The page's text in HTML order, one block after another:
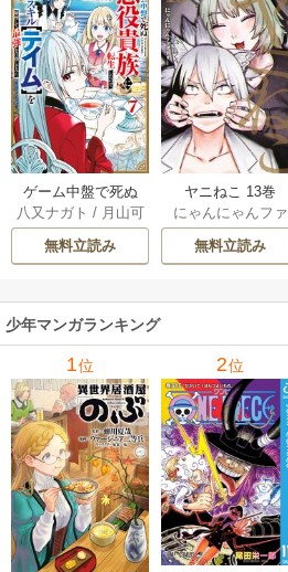
ゲーム中盤で死ぬ
悪役貴族に転生し
たので、外れスキ
ル【テイム】を駆
してみた 7巻
八又ナガト / 月山可
也
無料立読み
ヤニねこ 13巻
にゃんにゃんファ
クトリー
無料立読み
少年マンガランキング
1位 2位